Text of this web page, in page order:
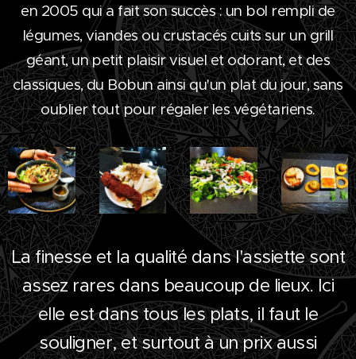
en 2005 qui a fait son succès : un bol rempli de
légumes, viandes ou crustacés cuits sur un grill
géant, un petit plaisir visuel et odorant, et des
classiques, du Bobun ainsi qu'un plat du jour, sans
oublier tout pour régaler les végétariens.
La finesse et la qualité dans l'assiette sont
assez rares dans beaucoup de lieux. Ici
elle est dans tous les plats, il faut le
souligner, et surtout à un prix aussi